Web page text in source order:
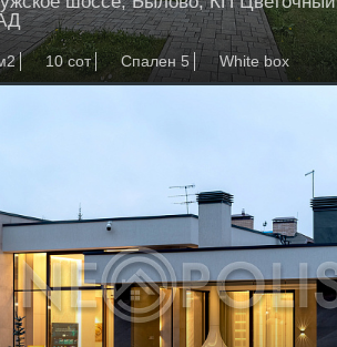
10 сот Спален 5 White box